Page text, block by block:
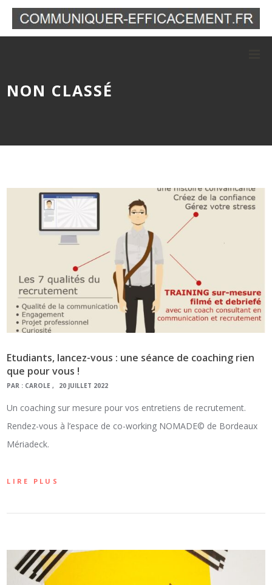
NON CLASSÉ
Etudiants, lancez-vous : une séance de coaching rien
que pour vous !
PAR : CAROLE 20 JUILLET 2022
Un coaching sur mesure pour vos entretiens de recrutement.
Rendez-vous à l’espace de co-working NOMADE© de Bordeaux
Mériadeck.
LIRE PLUS